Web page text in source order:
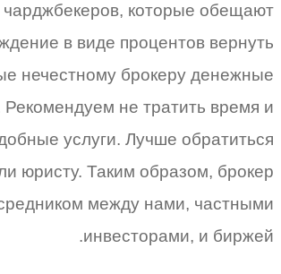
которые обещают
в виде процентов вернуть
нечестному брокеру денежные
Рекомендуем не тратить время и
услуги. Лучше обратиться
юристу. Таким образом, брокер
между нами, частными
инвесторами, и биржей.